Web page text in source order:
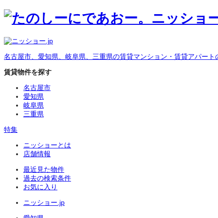
名古屋市、愛知県、岐阜県、三重県の賃貸マンション・賃貸アパート
賃貸物件を探す
名古屋市
愛知県
岐阜県
三重県
特集
ニッショーとは
店舗情報
最近見た物件
過去の検索条件
お気に入り
ニッショー.jp